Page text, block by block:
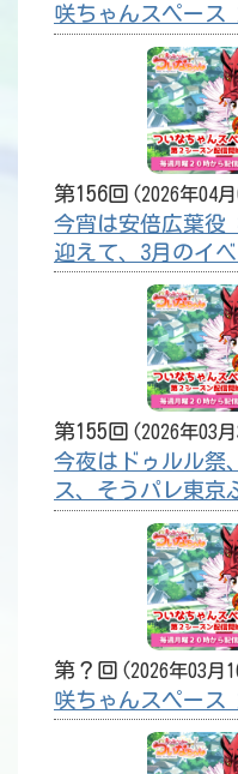
咲ちゃんスペース
第156回 2026年04
今宵は安倍広葉役
迎えて、3月のイ
第155回 2026年03
今夜はドゥルル祭
ス、そうパレ東京
第？回 2026年03月
咲ちゃんスペース